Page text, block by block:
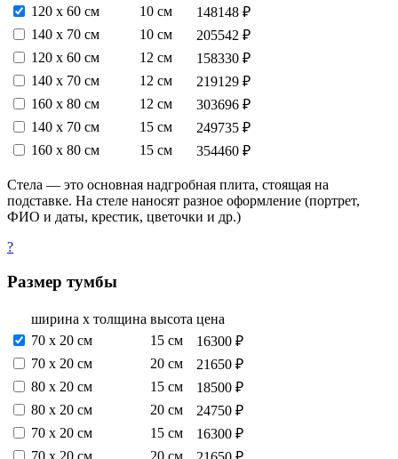
120 х 60 см
10 см
148148 ₽
140 х 70 см
10 см
205542 ₽
120 х 60 см
12 см
158330 ₽
140 х 70 см
12 см
219129 ₽
160 х 80 см
12 см
303696 ₽
140 х 70 см
15 см
249735 ₽
160 х 80 см
15 см 354460 ₽
Стела — это основная надгробная плита, стоящая на
подставке. На стеле наносят разное оформление (портрет,
ФИО и даты, крестик, цветочки и др.)
?
Размер тумбы
ширина х толщина высота цена
70 х 20 см
15 см
16300 ₽
70 х 20 см
20 см
21650 ₽
80 х 20 см
15 см
18500 ₽
80 х 20 см
20 см
24750 ₽
70 х 20 см
15 см
16300 ₽
70 х 20 см
20 см